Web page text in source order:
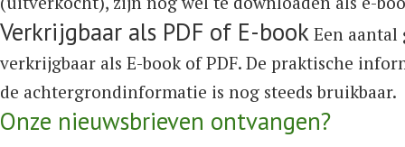
Verkrijgbaar als PDF of E-book Een
verkrijgbaar als E-book of PDF. De praktische
de achtergrondinformatie is nog steeds bruikbaar.
Onze nieuwsbrieven ontvangen?